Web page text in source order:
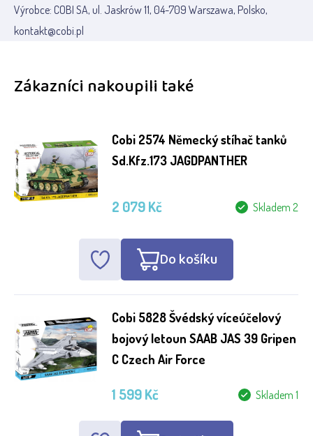
Výrobce: COBI SA, ul. Jaskrów 11, 04-709 Warszawa, Polsko,
kontakt@cobi.pl
Zákazníci nakoupili také
Cobi 2574 Německý stíhač tanků
Sd.Kfz.173 JAGDPANTHER
Skladem 2
2 079 Kč
Do košíku
Cobi 5828 Švédský víceúčelový
bojový letoun SAAB JAS 39 Gripen
C Czech Air Force
Skladem 1
1 599 Kč